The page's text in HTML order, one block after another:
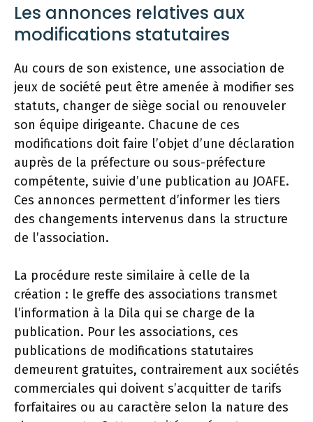
Les annonces relatives aux
modifications statutaires
Au cours de son existence, une association de
jeux de société peut être amenée à modifier ses
statuts, changer de siège social ou renouveler
son équipe dirigeante. Chacune de ces
modifications doit faire l’objet d’une déclaration
auprès de la préfecture ou sous-préfecture
compétente, suivie d’une publication au JOAFE.
Ces annonces permettent d’informer les tiers
des changements intervenus dans la structure
de l’association.
La procédure reste similaire à celle de la
création : le greffe des associations transmet
l’information à la Dila qui se charge de la
publication. Pour les associations, ces
publications de modifications statutaires
demeurent gratuites, contrairement aux sociétés
commerciales qui doivent s’acquitter de tarifs
forfaitaires ou au caractère selon la nature des